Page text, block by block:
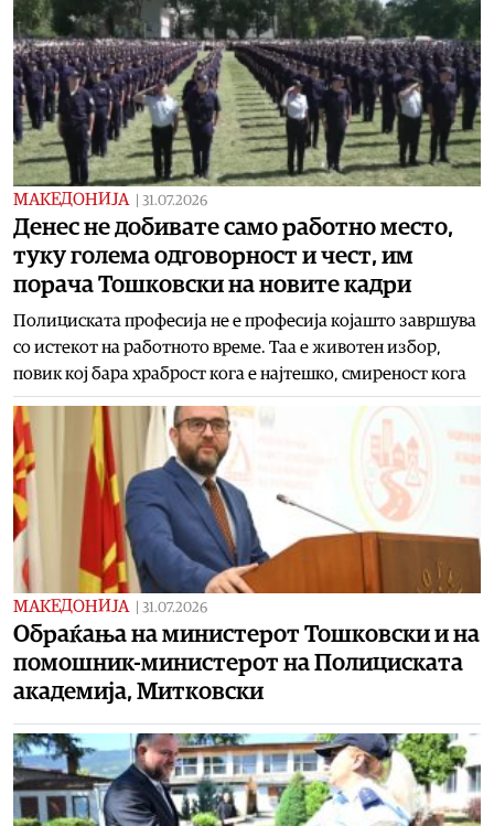
МАКЕДОНИЈА 31.07.2026
Денес не добивате само работно место,
туку голема одговорност и чест, им
порача Тошковски на новите кадри
Полициската професија не е професија којашто завршува
со истекот на работното време. Таа е животен избор,
повик кој бара храброст кога е најтешко, смиреност кога
МАКЕДОНИЈА 31.07.2026
Обраќања на министерот Тошковски и на
помошник-министерот на Полициската
академија, Митковски